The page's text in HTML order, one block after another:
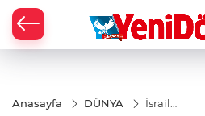
Anasayfa DÜNYA
İsrail